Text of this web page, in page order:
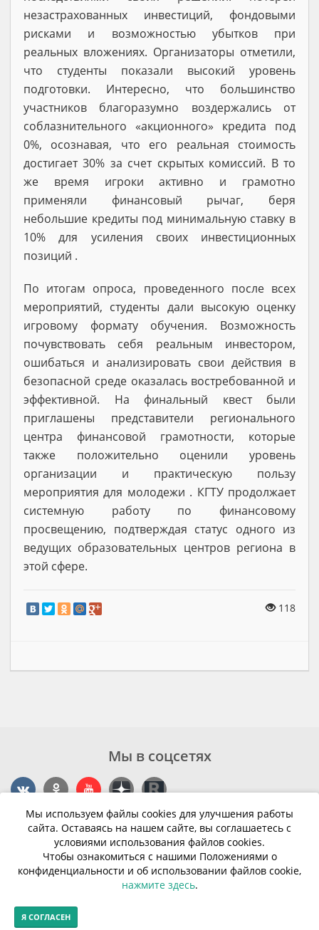
незастрахованных инвестиций, фондовыми
рисками и возможностью убытков при
реальных вложениях. Организаторы отметили,
что студенты показали высокий уровень
подготовки. Интересно, что большинство
участников благоразумно воздержались от
соблазнительного «акционного» кредита под
0%, осознавая, что его реальная стоимость
достигает 30% за счет скрытых комиссий. В то
же время игроки активно и грамотно
применяли финансовый рычаг, беря
небольшие кредиты под минимальную ставку в
10% для усиления своих инвестиционных
позиций .
По итогам опроса, проведенного после всех
мероприятий, студенты дали высокую оценку
игровому формату обучения. Возможность
почувствовать себя реальным инвестором,
ошибаться и анализировать свои действия в
безопасной среде оказалась востребованной и
эффективной. На финальный квест были
приглашены представители регионального
центра финансовой грамотности, которые
также положительно оценили уровень
организации и практическую пользу
мероприятия для молодежи . КГТУ продолжает
системную работу по финансовому
просвещению, подтверждая статус одного из
ведущих образовательных центров региона в
этой сфере.
118
Мы используем файлы cookies для улучшения работы
сайта. Оставаясь на нашем сайте, вы соглашаетесь с
условиями использования файлов cookies.
Чтобы ознакомиться с нашими Положениями о
конфиденциальности и об использовании файлов cookie,
нажмите здесь.
Я СОГЛАСЕН
Мы в соцсетях
Контакты
г. Калининград, ул. Эпроновская, 1
Часы работы: с 10:00 до 20:00